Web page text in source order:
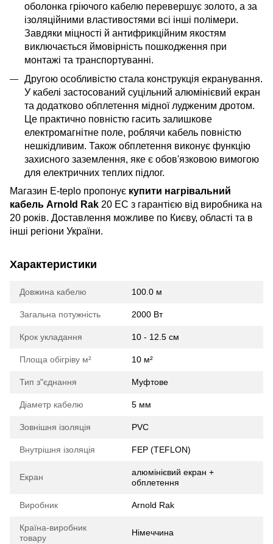
оболонка гріючого кабелю перевершує золото, а за
ізоляційними властивостями всі інші полімери.
Завдяки міцності й антифрикційним якостям
виключається ймовірність пошкодження при
монтажі та транспортуванні.
Другою особливістю стала конструкція екранування.
У кабелі застосований суцільний алюмінієвий екран
та додатково обплетення мідної лудженим дротом.
Це практично повністю гасить залишкове
електромагнітне поле, роблячи кабель повністю
нешкідливим. Також обплетення виконує функцію
захисного заземлення, яке є обов'язковою вимогою
для електричних теплих підлог.
Магазин E-teplo пропонує купити нагрівальний
кабель Arnold Rak 20 EC з гарантією від виробника на
20 років. Доставлення можливе по Києву, області та в
інші регіони України.
Характеристики
Довжина кабелю 100.0 м
Загальна потужність 2000 Вт
Крок укладання 10 - 12.5 см
Площа обігріву м² 10 м²
Тип з"єднання Муфтове
Діаметр кабелю 5 мм
Зовнішня ізоляція PVC
Внутрішня ізоляція FEP (TEFLON)
Екран
алюмінієвий екран +
обплетення
Виробник Arnold Rak
Країна-виробник
товару
Німеччина